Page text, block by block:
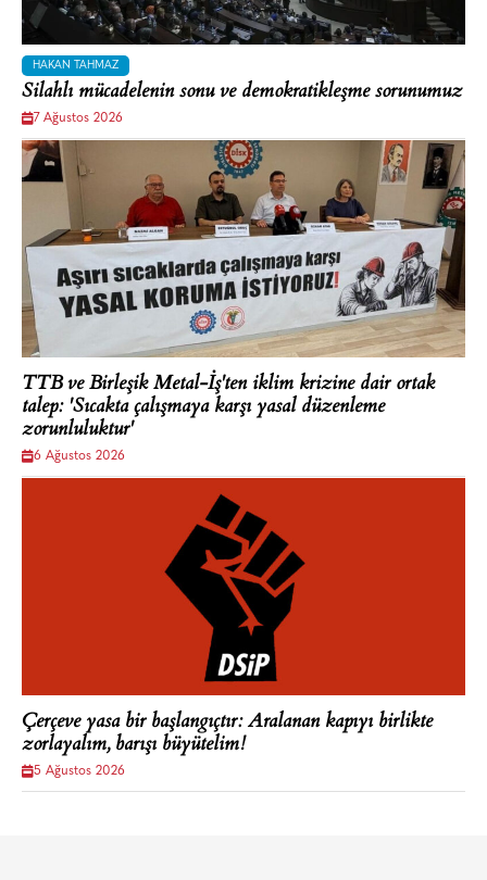
HAKAN TAHMAZ
Silahlı mücadelenin sonu ve demokratikleşme sorunumuz
7 Ağustos 2026
TTB ve Birleşik Metal-İş'ten iklim krizine dair ortak
talep: 'Sıcakta çalışmaya karşı yasal düzenleme
zorunluluktur'
6 Ağustos 2026
Çerçeve yasa bir başlangıçtır: Aralanan kapıyı birlikte
zorlayalım, barışı büyütelim!
5 Ağustos 2026